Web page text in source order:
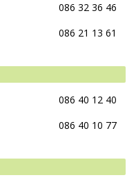
086 32 36 46
086 21 13 61
086 40 12 40
086 40 10 77